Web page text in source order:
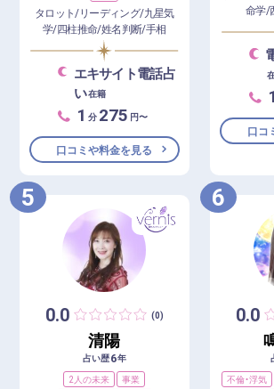
タロット/リーディング/九星気
学/四柱推命/姓名判断/手相
エキサイト電話占
い在籍
1 分 275 円〜
口コミや料金を見る
命学/
1
口コ
5
0.0 (0)
清陽
占い歴6年
2人の未来
事業
6
0.0
不倫・浮気